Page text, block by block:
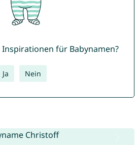
für Babynamen?
Ja Nein